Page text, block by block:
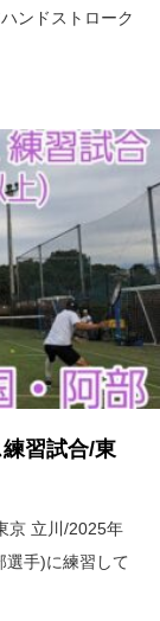
ンドストローク
習試合/東
京 立川/2025年
選手)に練習して